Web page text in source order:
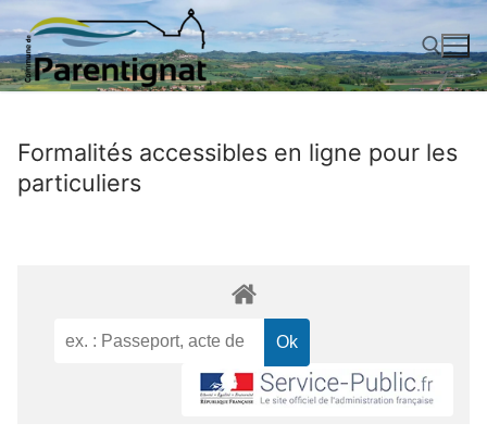
Aller
contenu
Formalités accessibles en ligne pour les
particuliers